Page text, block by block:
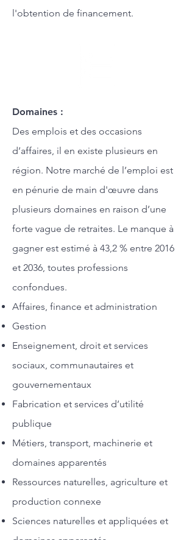
l'obtention de financement.
Domaines :
Des emplois et des occasions
d’affaires, il en existe plusieurs en
région. Notre marché de l’emploi est
en pénurie de main d'œuvre dans
plusieurs domaines en raison d’une
forte vague de retraites. Le manque à
gagner est estimé à 43,2 % entre 2016
et 2036, toutes professions
confondues.
Affaires, finance et administration
Gestion
Enseignement, droit et services
sociaux, communautaires et
gouvernementaux
Fabrication et services d’utilité
publique
Métiers, transport, machinerie et
domaines apparentés
Ressources naturelles, agriculture et
production connexe
Sciences naturelles et appliquées et